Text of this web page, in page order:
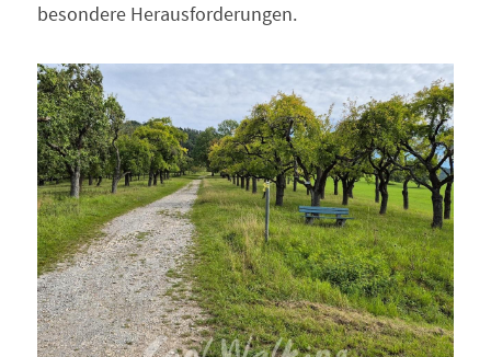
besondere Herausforderungen.